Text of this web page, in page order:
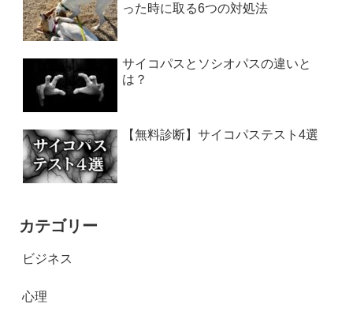
った時に取る6つの対処法
サイコパスとソシオパスの違いと
は？
【無料診断】サイコパステスト4選
カテゴリー
ビジネス
心理